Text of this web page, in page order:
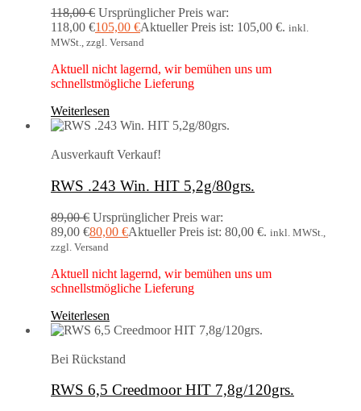
118,00€ Ursprünglicher Preis war:
118,00 €105,00 €Aktueller Preis ist: 105,00 €. inkl.
MWSt., zzgl. Versand
Aktuell nicht lagernd, wir bemühen uns um
schnellstmögliche Lieferung
Weiterlesen
Ausverkauft Verkauf!
RWS .243 Win. HIT 5,2g/80grs.
89,00€ Ursprünglicher Preis war:
89,00 €80,00 €Aktueller Preis ist: 80,00 €. inkl. MWSt.,
zzgl. Versand
Aktuell nicht lagernd, wir bemühen uns um
schnellstmögliche Lieferung
Weiterlesen
Bei Rückstand
RWS 6,5 Creedmoor HIT 7,8g/120grs.